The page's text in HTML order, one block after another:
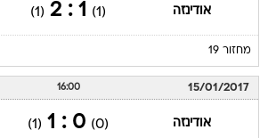
אודינזה (1)
1 : 2
(1)
מחזור 19
15/01/2017
16:00
אודינזה (0)
0 : 1
(1)